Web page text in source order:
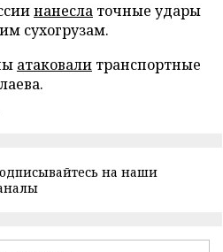
нанесла точные удары
сухогрузам.
атаковали транспортные
на наши